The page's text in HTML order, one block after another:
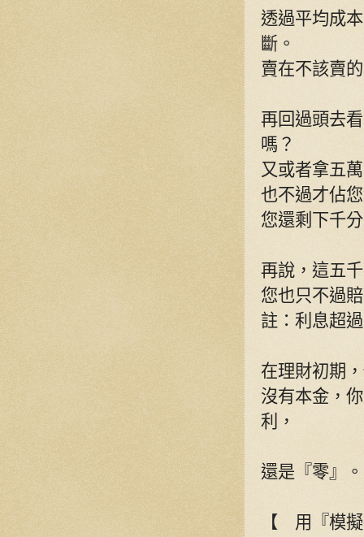
透過平均成
斷。
賣在不該賣
再回過頭去
嗎？
又或者拿五
也不過才佔
您還剩下千
再說，這五
您也只不過
註：利息超
在理財初期
沒有本金，
利，
還是『零』。
【 用『模